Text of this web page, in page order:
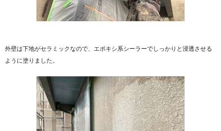
外壁は下地がセラミックなので、エポキシ系シーラーでしっかりと浸透させる
ように塗りました。